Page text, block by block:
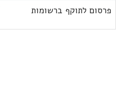
פרסום לתוקף ברשומות